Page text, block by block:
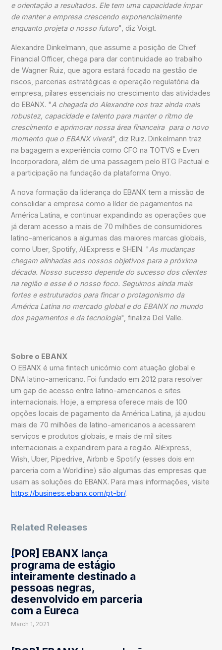
e orientação a resultados. Ele tem uma capacidade ímpar
de manter a empresa crescendo exponencialmente
enquanto projeta o nosso futuro", diz Voigt.
Alexandre Dinkelmann, que assume a posição de Chief
Financial Officer, chega para dar continuidade ao trabalho
de Wagner Ruiz, que agora estará focado na gestão de
riscos, parcerias estratégicas e operação regulatória da
empresa, pilares essenciais no crescimento das atividades
do EBANX. "A chegada do Alexandre nos traz ainda mais
robustez, capacidade e talento para manter o ritmo de
crescimento e aprimorar nossa área financeira para o novo
momento que o EBANX viverá", diz Ruiz. Dinkelmann traz
na bagagem a experiência como CFO na TOTVS e Even
Incorporadora, além de uma passagem pelo BTG Pactual e
a participação na fundação da plataforma Onyo.
A nova formação da liderança do EBANX tem a missão de
consolidar a empresa como a líder de pagamentos na
América Latina, e continuar expandindo as operações que
já deram acesso a mais de 70 milhões de consumidores
latino-americanos a algumas das maiores marcas globais,
como Uber, Spotify, AliExpress e SHEIN. "As mudanças
chegam alinhadas aos nossos objetivos para a próxima
década. Nosso sucesso depende do sucesso dos clientes
na região e esse é o nosso foco. Seguimos ainda mais
fortes e estruturados para fincar o protagonismo da
América Latina no mercado global e do EBANX no mundo
dos pagamentos e da tecnologia", finaliza Del Valle.
Sobre o EBANX
O EBANX é uma fintech unicórnio com atuação global e
DNA latino-americano. Foi fundado em 2012 para resolver
um gap de acesso entre latino-americanos e sites
internacionais. Hoje, a empresa oferece mais de 100
opções locais de pagamento da América Latina, já ajudou
mais de 70 milhões de latino-americanos a acessarem
serviços e produtos globais, e mais de mil sites
internacionais a expandirem para a região. AliExpress,
Wish, Uber, Pipedrive, Airbnb e Spotify (esses dois em
parceria com a Worldline) são algumas das empresas que
usam as soluções do EBANX. Para mais informações, visite
https://business.ebanx.com/pt-br/.
Related Releases
[POR] EBANX lança
programa de estágio
inteiramente destinado a
pessoas negras,
desenvolvido em parceria
com a Eureca
March 1, 2021